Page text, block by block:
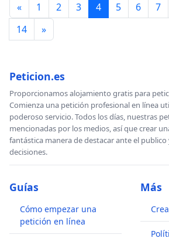
« 1 2 3 4 5 6 7
14
»
Peticion.es
Proporcionamos alojamiento gratis para
Comienza una petición profesional en línea
poderoso servicio. Todos los días, nuestras
mencionadas por los medios, así que crear
fantástica manera de destacar ante el
decisiones.
Guías
Cómo empezar una
petición en línea
Más